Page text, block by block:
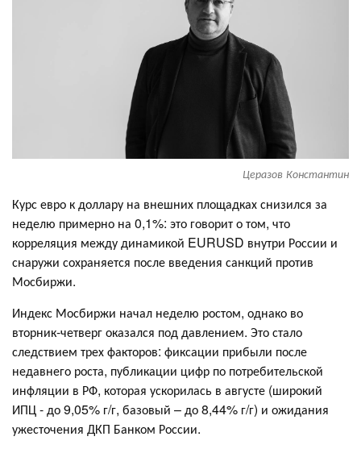
Церазов Константин
Курс евро к доллару на внешних площадках снизился за
неделю примерно на 0,1%: это говорит о том, что
корреляция между динамикой EURUSD внутри России и
снаружи сохраняется после введения санкций против
Мосбиржи.
Индекс Мосбиржи начал неделю ростом, однако во
вторник-четверг оказался под давлением. Это стало
следствием трех факторов: фиксации прибыли после
недавнего роста, публикации цифр по потребительской
инфляции в РФ, которая ускорилась в августе (широкий
ИПЦ - до 9,05% г/г, базовый – до 8,44% г/г) и ожидания
ужесточения ДКП Банком России.